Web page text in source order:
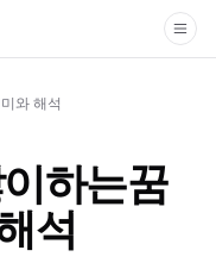
와 해석
하는꿈
석